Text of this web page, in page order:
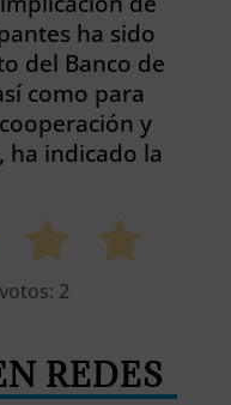
ha sido
del Banco de
como para
y
ha indicado la
2
REDES